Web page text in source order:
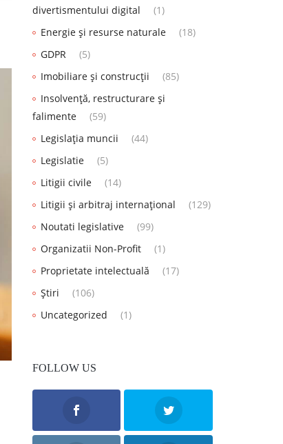
divertismentului digital
(1)
Energie și resurse naturale
(18)
GDPR
(5)
Imobiliare și construcții
(85)
Insolvență, restructurare și
falimente
(59)
Legislația muncii
(44)
Legislatie
(5)
Litigii civile
(14)
Litigii și arbitraj internațional
(129)
Noutati legislative
(99)
Organizatii Non-Profit
(1)
Proprietate intelectuală
(17)
Știri
(106)
Uncategorized
(1)
FOLLOW US